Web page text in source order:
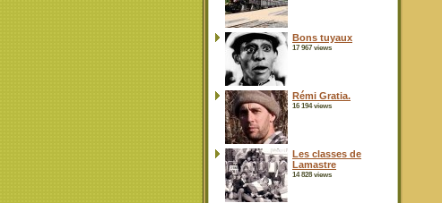
Bons tuyaux
17 967 views
Rémi Gratia.
16 194 views
Les classes de
Lamastre
14 828 views